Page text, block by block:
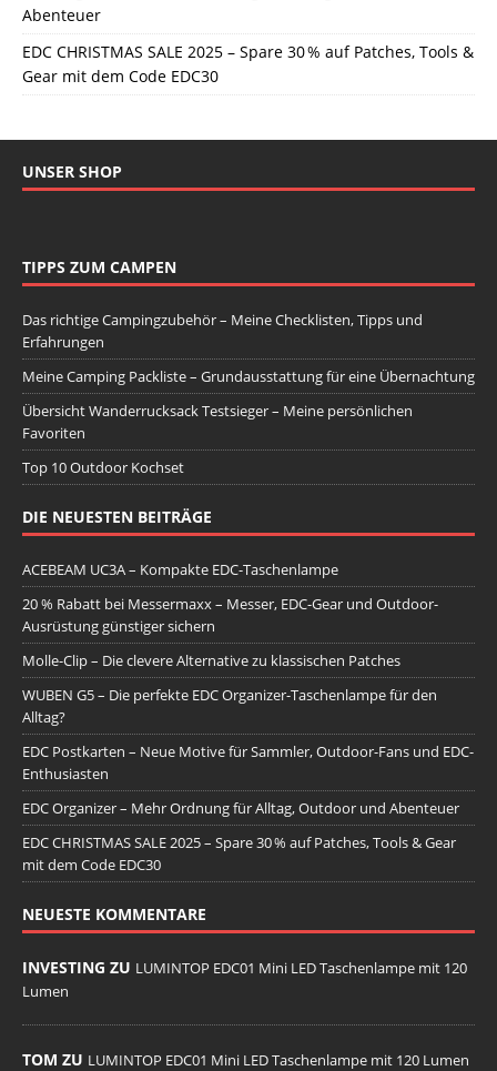
Abenteuer
EDC CHRISTMAS SALE 2025 – Spare 30 % auf Patches, Tools &
Gear mit dem Code EDC30
UNSER SHOP
TIPPS ZUM CAMPEN
Das richtige Campingzubehör – Meine Checklisten, Tipps und
Erfahrungen
Meine Camping Packliste – Grundausstattung für eine Übernachtung
Übersicht Wanderrucksack Testsieger – Meine persönlichen
Favoriten
Top 10 Outdoor Kochset
DIE NEUESTEN BEITRÄGE
ACEBEAM UC3A – Kompakte EDC-Taschenlampe
20 % Rabatt bei Messermaxx – Messer, EDC-Gear und Outdoor-
Ausrüstung günstiger sichern
Molle-Clip – Die clevere Alternative zu klassischen Patches
WUBEN G5 – Die perfekte EDC Organizer-Taschenlampe für den
Alltag?
EDC Postkarten – Neue Motive für Sammler, Outdoor-Fans und EDC-
Enthusiasten
EDC Organizer – Mehr Ordnung für Alltag, Outdoor und Abenteuer
EDC CHRISTMAS SALE 2025 – Spare 30 % auf Patches, Tools & Gear
mit dem Code EDC30
NEUESTE KOMMENTARE
INVESTING ZU LUMINTOP EDC01 Mini LED Taschenlampe mit 120
Lumen
TOM ZU LUMINTOP EDC01 Mini LED Taschenlampe mit 120 Lumen